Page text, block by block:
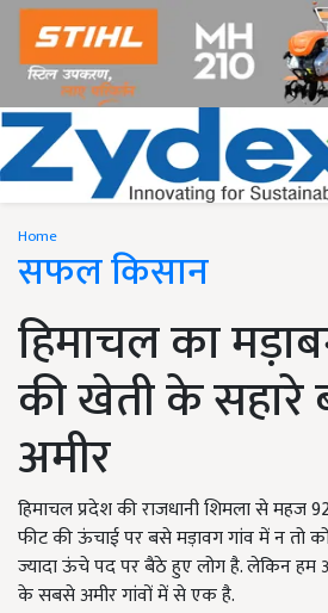
Home
सफल किसान
हिमाचल का
की खेती के सहारे
अमीर
हिमाचल प्रदेश की राजधानी शिमला से महज
फीट की ऊंचाई पर बसे मड़ावग गांव में न तो
ज्यादा ऊंचे पद पर बैठे हुए लोग है. लेकिन हम
के सबसे अमीर गांवों में से एक है.